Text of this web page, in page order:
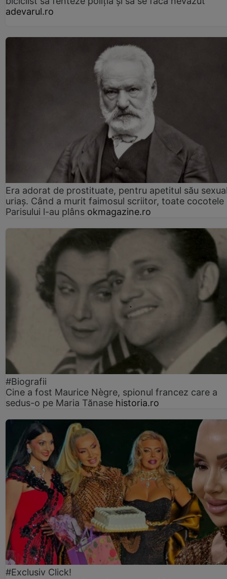
adevarul.ro
Era adorat de prostituate, pentru apetitul său
uriaș. Când a murit faimosul scriitor, toate cocotele
Parisului l-au plâns okmagazine.ro
#Biografii
Cine a fost Maurice Nègre, spionul francez care a
sedus-o pe Maria Tănase historia.ro
#Exclusiv Click!